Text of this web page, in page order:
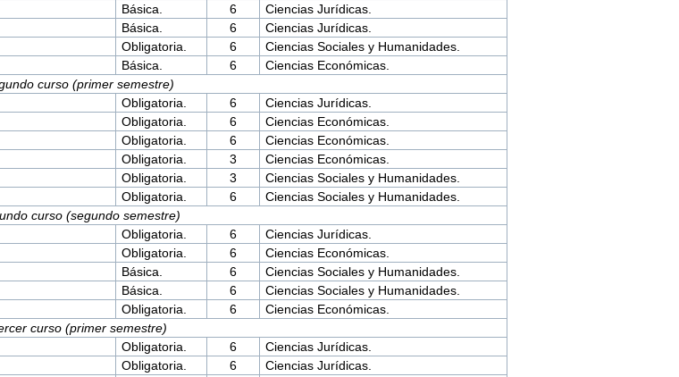
Básica. 6
Ciencias Jurídicas.
Básica. 6
Ciencias Jurídicas.
Obligatoria. 6
Ciencias Sociales y Humanidades.
Básica. 6
Ciencias Económicas.
curso (primer semestre)
Obligatoria. 6
Ciencias Jurídicas.
Obligatoria. 6
Ciencias Económicas.
Obligatoria. 6
Ciencias Económicas.
Obligatoria. 3
Ciencias Económicas.
Obligatoria. 3
Ciencias Sociales y Humanidades.
Obligatoria. 6
Ciencias Sociales y Humanidades.
curso (segundo semestre)
Obligatoria. 6
Ciencias Jurídicas.
Obligatoria. 6
Ciencias Económicas.
Básica. 6
Ciencias Sociales y Humanidades.
Básica. 6
Ciencias Sociales y Humanidades.
Obligatoria. 6
Ciencias Económicas.
curso (primer semestre)
Obligatoria. 6
Ciencias Jurídicas.
Obligatoria. 6
Ciencias Jurídicas.